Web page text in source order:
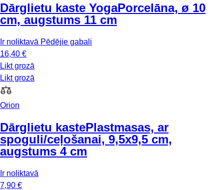
Dārglietu kaste YogaPorcelāna, ø 10
cm, augstums 11 cm
Ir noliktavā Pēdējie gabali
16,40 €
Likt grozā
Likt grozā
Orion
Dārglietu kastePlastmasas, ar
spoguli/ceļošanai, 9,5x9,5 cm,
augstums 4 cm
Ir noliktavā
7,90 €